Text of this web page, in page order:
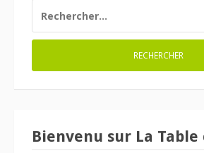
Bienvenu sur La Table